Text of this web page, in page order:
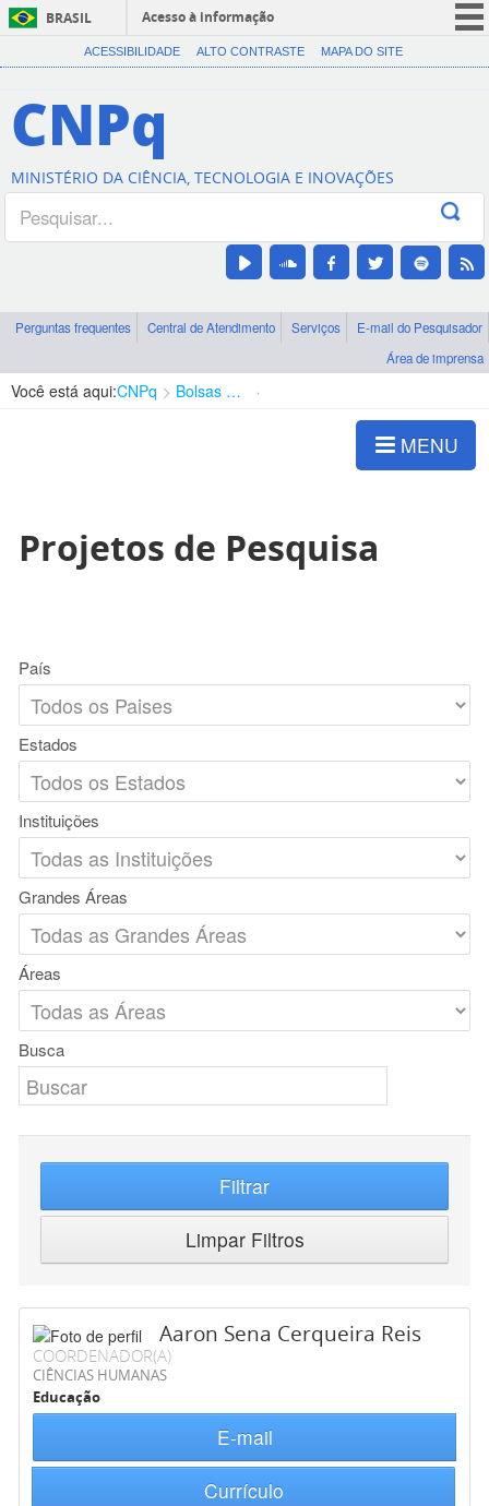
BRASIL
Acesso à informação
CORONAVÍRUS (COVID-19)
Canais
ACESSIBILIDADE ALTO CONTRASTE MAPA DO SITE
CNPq
MINISTÉRIO DA CIÊNCIA, TECNOLOGIA E INOVAÇÕES
Perguntas frequentes Central de Atendimento Serviços
E-mail do Pesquisador
Área de imprensa
Você está aqui:CNPq Bolsas e Auxílios Vigentes
MENU
Projetos de Pesquisa
País
Estados
Instituições
Grandes Áreas
Áreas
Busca
Filtrar
Limpar Filtros
Aaron Sena Cerqueira Reis
COORDENADOR(A)
CIÊNCIAS HUMANAS
Educação
E-mail
Currículo